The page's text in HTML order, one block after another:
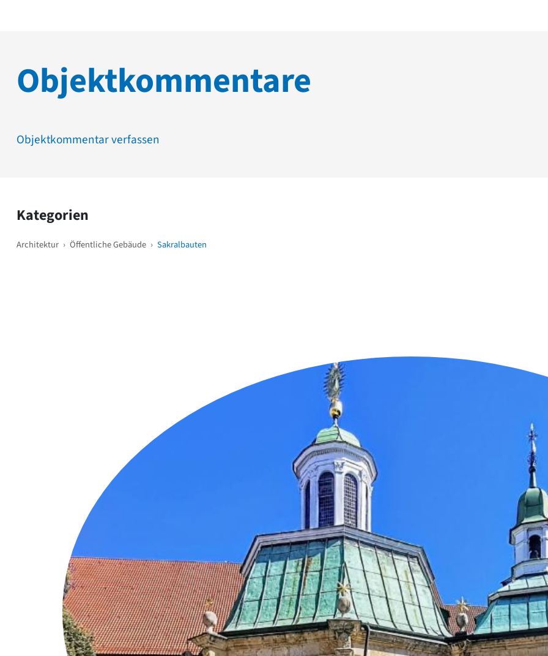
Objektkommentare
Objektkommentar verfassen
Kategorien
Architektur › Öffentliche Gebäude › Sakralbauten